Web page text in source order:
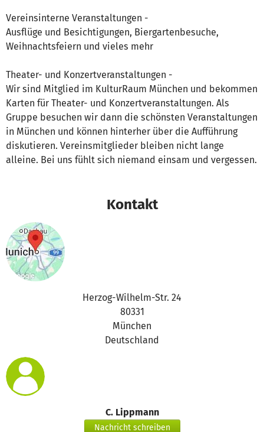
Vereinsinterne Veranstaltungen -
Ausflüge und Besichtigungen, Biergartenbesuche,
Weihnachtsfeiern und vieles mehr
Theater- und Konzertveranstaltungen -
Wir sind Mitglied im KulturRaum München und bekommen
Karten für Theater- und Konzertveranstaltungen. Als
Gruppe besuchen wir dann die schönsten Veranstaltungen
in München und können hinterher über die Aufführung
diskutieren. Vereinsmitglieder bleiben nicht lange
alleine. Bei uns fühlt sich niemand einsam und vergessen.
Kontakt
Herzog-Wilhelm-Str. 24
80331
München
Deutschland
C. Lippmann
Nachricht schreiben